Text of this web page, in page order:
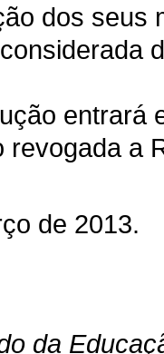
dos seus
entrará
revogada a
de 2013.
da